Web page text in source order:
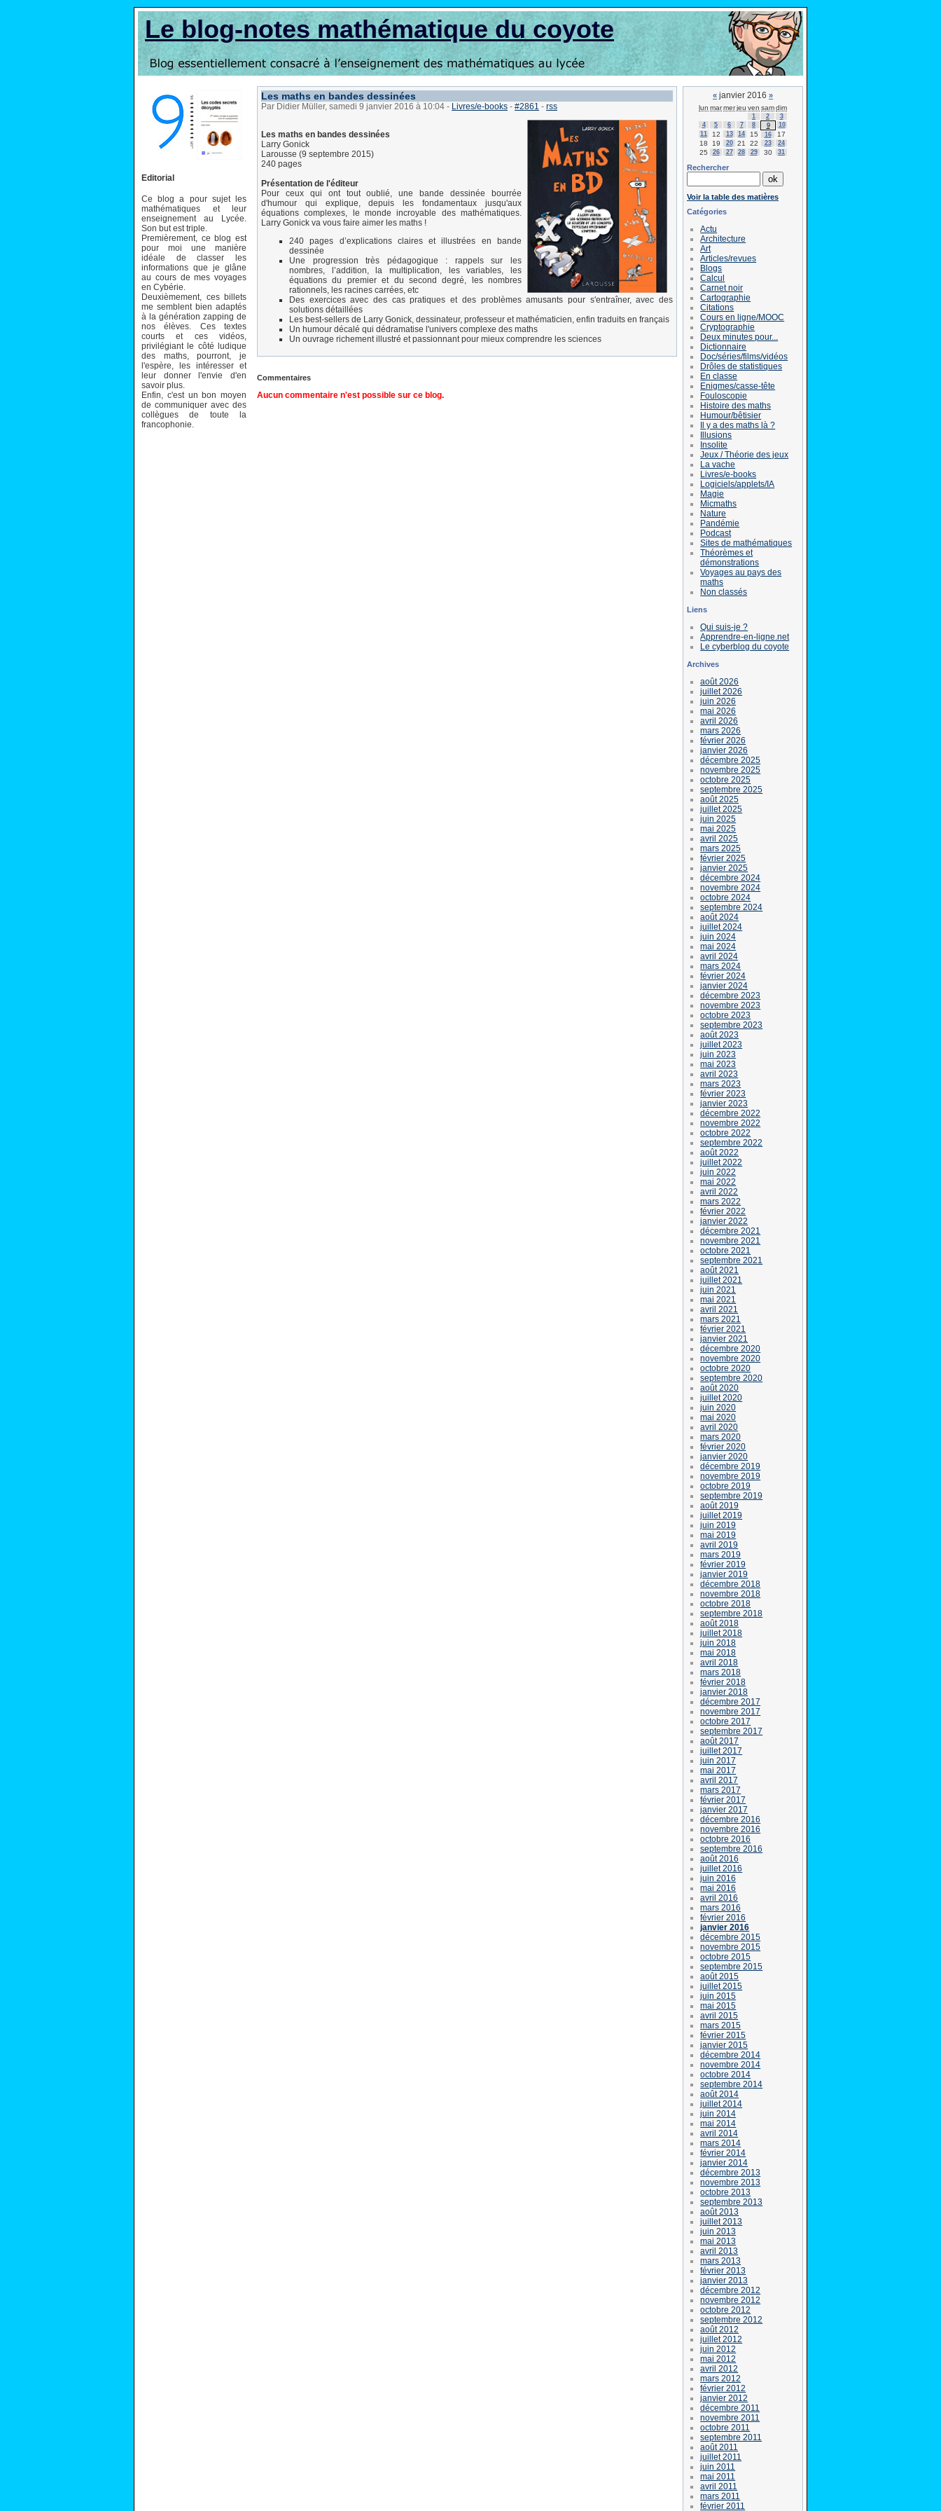
Le blog-notes mathématique du coyote
Editorial
Ce blog a pour sujet les
mathématiques et leur
enseignement au Lycée.
Son but est triple.
Premièrement, ce blog est
pour moi une manière
idéale de classer les
informations que je glâne
au cours de mes voyages
en Cybérie.
Deuxièmement, ces billets
me semblent bien adaptés
à la génération zapping de
nos élèves. Ces textes
courts et ces vidéos,
privilégiant le côté ludique
des maths, pourront, je
l'espère, les intéresser et
leur donner l'envie d'en
savoir plus.
Enfin, c'est un bon moyen
de communiquer avec des
collègues de toute la
francophonie.
Les maths en bandes dessinées
Par Didier Müller, samedi 9 janvier 2016 à 10:04 - Livres/e-books - #2861 - rss
Les maths en bandes dessinées
Larry Gonick
Larousse (9 septembre 2015)
240 pages
Présentation de l'éditeur
Pour ceux qui ont tout oublié, une bande dessinée bourrée
d'humour qui explique, depuis les fondamentaux jusqu'aux
équations complexes, le monde incroyable des mathématiques.
Larry Gonick va vous faire aimer les maths !
240 pages d’explications claires et illustrées en bande
dessinée
Une progression très pédagogique : rappels sur les
nombres, l’addition, la multiplication, les variables, les
équations du premier et du second degré, les nombres
rationnels, les racines carrées, etc
Des exercices avec des cas pratiques et des problèmes amusants pour s'entraîner, avec des
solutions détaillées
Les best-sellers de Larry Gonick, dessinateur, professeur et mathématicien, enfin traduits en français
Un humour décalé qui dédramatise l'univers complexe des maths
Un ouvrage richement illustré et passionnant pour mieux comprendre les sciences
Commentaires
Aucun commentaire n'est possible sur ce blog.
« janvier 2016 »
lun marmerjeu ven samdim
1 2
3
4
5 6 7 8 9
10
11
12 13 14 15 16
17
18
19 20 21 22 23 24
25 26 27 28 29 30 31
Rechercher
Voir la table des matières
Catégories
Actu
Architecture
Art
Articles/revues
Blogs
Calcul
Carnet noir
Cartographie
Citations
Cours en ligne/MOOC
Cryptographie
Deux minutes pour...
Dictionnaire
Doc/séries/films/vidéos
Drôles de statistiques
En classe
Enigmes/casse-tête
Fouloscopie
Histoire des maths
Humour/bêtisier
Il y a des maths là ?
Illusions
Insolite
Jeux / Théorie des jeux
La vache
Livres/e-books
Logiciels/applets/IA
Magie
Micmaths
Nature
Pandémie
Podcast
Sites de mathématiques
Théorèmes et
démonstrations
Voyages au pays des
maths
Non classés
Liens
Qui suis-je ?
Apprendre-en-ligne.net
Le cyberblog du coyote
Archives
août 2026
juillet 2026
juin 2026
mai 2026
avril 2026
mars 2026
février 2026
janvier 2026
décembre 2025
novembre 2025
octobre 2025
septembre 2025
août 2025
juillet 2025
juin 2025
mai 2025
avril 2025
mars 2025
février 2025
janvier 2025
décembre 2024
novembre 2024
octobre 2024
septembre 2024
août 2024
juillet 2024
juin 2024
mai 2024
avril 2024
mars 2024
février 2024
janvier 2024
décembre 2023
novembre 2023
octobre 2023
septembre 2023
août 2023
juillet 2023
juin 2023
mai 2023
avril 2023
mars 2023
février 2023
janvier 2023
décembre 2022
novembre 2022
octobre 2022
septembre 2022
août 2022
juillet 2022
juin 2022
mai 2022
avril 2022
mars 2022
février 2022
janvier 2022
décembre 2021
novembre 2021
octobre 2021
septembre 2021
août 2021
juillet 2021
juin 2021
mai 2021
avril 2021
mars 2021
février 2021
janvier 2021
décembre 2020
novembre 2020
octobre 2020
septembre 2020
août 2020
juillet 2020
juin 2020
mai 2020
avril 2020
mars 2020
février 2020
janvier 2020
décembre 2019
novembre 2019
octobre 2019
septembre 2019
août 2019
juillet 2019
juin 2019
mai 2019
avril 2019
mars 2019
février 2019
janvier 2019
décembre 2018
novembre 2018
octobre 2018
septembre 2018
août 2018
juillet 2018
juin 2018
mai 2018
avril 2018
mars 2018
février 2018
janvier 2018
décembre 2017
novembre 2017
octobre 2017
septembre 2017
août 2017
juillet 2017
juin 2017
mai 2017
avril 2017
mars 2017
février 2017
janvier 2017
décembre 2016
novembre 2016
octobre 2016
septembre 2016
août 2016
juillet 2016
juin 2016
mai 2016
avril 2016
mars 2016
février 2016
janvier 2016
décembre 2015
novembre 2015
octobre 2015
septembre 2015
août 2015
juillet 2015
juin 2015
mai 2015
avril 2015
mars 2015
février 2015
janvier 2015
décembre 2014
novembre 2014
octobre 2014
septembre 2014
août 2014
juillet 2014
juin 2014
mai 2014
avril 2014
mars 2014
février 2014
janvier 2014
décembre 2013
novembre 2013
octobre 2013
septembre 2013
août 2013
juillet 2013
juin 2013
mai 2013
avril 2013
mars 2013
février 2013
janvier 2013
décembre 2012
novembre 2012
octobre 2012
septembre 2012
août 2012
juillet 2012
juin 2012
mai 2012
avril 2012
mars 2012
février 2012
janvier 2012
décembre 2011
novembre 2011
octobre 2011
septembre 2011
août 2011
juillet 2011
juin 2011
mai 2011
avril 2011
mars 2011
février 2011